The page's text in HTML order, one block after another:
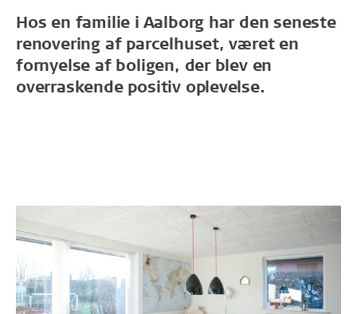
Hos en familie i Aalborg har den seneste
renovering af parcelhuset, været en
fornyelse af boligen, der blev en
overraskende positiv oplevelse.